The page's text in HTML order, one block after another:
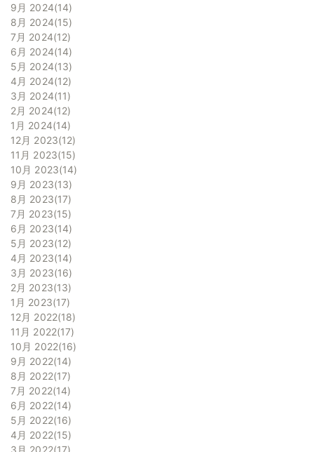
9月 2024 14
8月 2024 15
7月 2024 12
6月 2024 14
5月 2024 13
4月 2024 12
3月 2024 11
2月 2024 12
1月 2024 14
12月 2023 12
11月 2023 15
10月 2023 14
9月 2023 13
8月 2023 17
7月 2023 15
6月 2023 14
5月 2023 12
4月 2023 14
3月 2023 16
2月 2023 13
1月 2023 17
12月 2022 18
11月 2022 17
10月 2022 16
9月 2022 14
8月 2022 17
7月 2022 14
6月 2022 14
5月 2022 16
4月 2022 15